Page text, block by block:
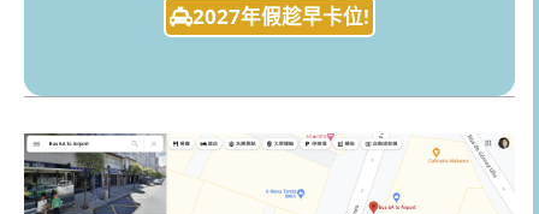
2027年假趁早卡位!